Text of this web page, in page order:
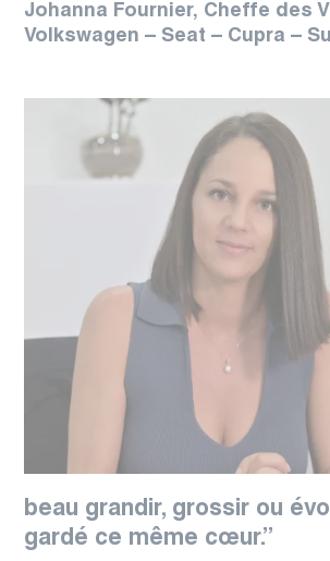
Johanna Fournier, Cheffe des
Volkswagen – Seat – Cupra–
beau grandir, grossir ou
gardé ce même cœur.”